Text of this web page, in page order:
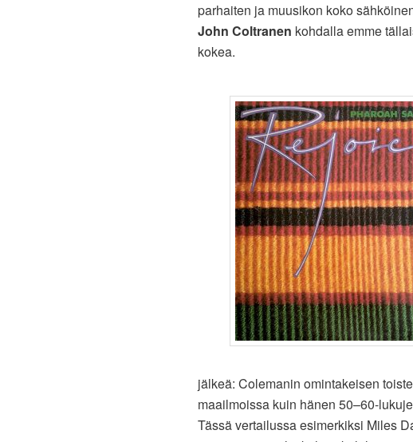
parhaiten ja muusikon koko
John Coltranen kohdalla emme
kokea.
jälkeä: Colemanin omintakeisen
maailmoissa kuin hänen 50–60-
Tässä vertailussa esimerkiksi Miles